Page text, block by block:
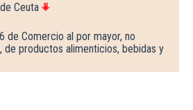
Ceuta
de Comercio al por mayor, no
de productos alimenticios, bebidas y